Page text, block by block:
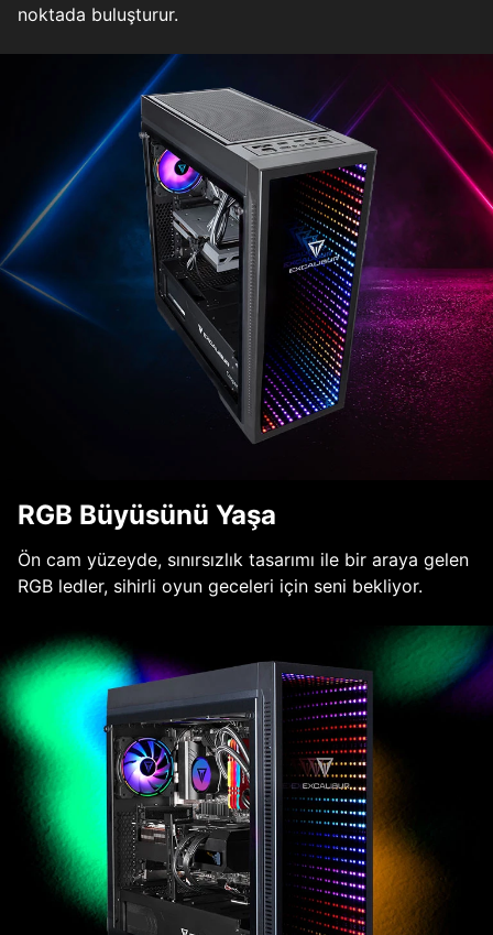
noktada buluşturur.
RGB Büyüsünü Yaşa
Ön cam yüzeyde, sınırsızlık tasarımı ile bir araya gelen
RGB ledler, sihirli oyun geceleri için seni bekliyor.